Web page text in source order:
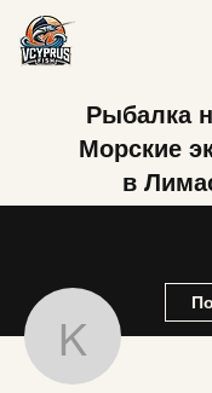
Рыбалка
Морские
в